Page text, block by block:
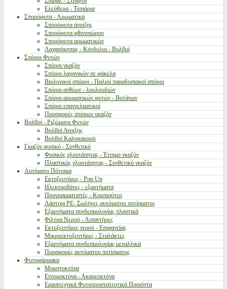
Ελεύθερα - Τοπιάρια
Σπορόφυτα - Αρωματικά
Σπορόφυτα άνοιξης
Σπορόφυτα φθινοπώρου
Σπορόφυτα αρωματικών
Λαχανόκηπος - Κόνδυλοι - Βολβοί
Σπόροι Φυτών
Σπόροι γκαζόν
Σπόροι λαχανικών σε φάκελα
Βιολογικοί σπόροι - Παλιοί παραδοσιακοί σπόροι
Σπόροι ανθέων - λουλουδιών
Σπόροι αρωματικών φυτών - Βοτάνων
Σπόροι επαγγελματικοί
Προσφορές σπόρων γκαζόν
Βολβοί - Ριζώματα Φυτών
Βολβοί Ανοιξης
Βολβοί Καλοκαιριού
Γκαζόν φυσικό - Συνθετικό
Φυσικός χλοοτάπητας - Έτοιμο γκαζόν
Πλαστικός χλοοτάπητας - Συνθετικό γκαζόν
Αυτόματο Πότισμα
Εκτοξευτήρες - Pop Up
Ηλεκτροβάνες - εξαρτήματα
Προγραμματιστές - Κομπιούτερ
Λάστιχα PE- Σωλήνες αυτόματου ποτίσματος
Εξαρτήματα συνδεσμολογίας πλαστικά
Φίλτρα Νερού - Λιπαντήρες
Εκτοξευτήρες νερού - Επιφανείας
Μικροεκτοξευτήρες - Σταλάκτες
Εξαρτήματα συνδεσμολογίας μεταλλικά
Προσφορές αυτόματου ποτίσματος
Φυτοφάρμακα
Μυκητοκτόνα
Εντομοκτόνα - Ακαρεοκτόνα
Ερασιτεχνικά Φυτοπροστατευτικά Προιόντα